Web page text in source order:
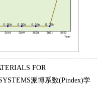
FOR
派博系数(Pindex)学